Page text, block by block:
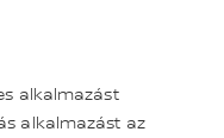
alkalmazást
alkalmazást az